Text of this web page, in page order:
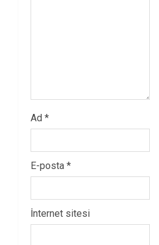
Ad *
E-posta *
İnternet sitesi